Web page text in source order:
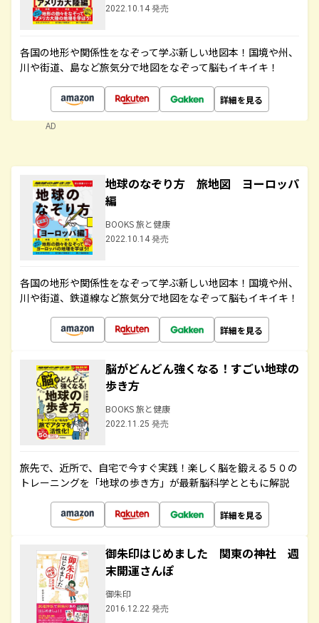
2022.10.14 発売
各国の地形や関係性をなぞって学ぶ新しい地図本！国境や州、
川や街道、島など旅気分で地図をなぞって脳もイキイキ！
詳細を見る
AD
地球のなぞり方 旅地図 ヨーロッパ
編
BOOKS 旅と健康
2022.10.14 発売
各国の地形や関係性をなぞって学ぶ新しい地図本！国境や州、
川や街道、鉄道線など旅気分で地図をなぞって脳もイキイキ！
詳細を見る
脳がどんどん強くなる！すごい地球の
歩き方
BOOKS 旅と健康
2022.11.25 発売
旅先で、近所で、自宅で今すぐ実践！楽しく脳を鍛える５０の
トレーニングを「地球の歩き方」が最新脳科学とともに解説
詳細を見る
御朱印はじめました 関東の神社 週
末開運さんぽ
御朱印
2016.12.22 発売